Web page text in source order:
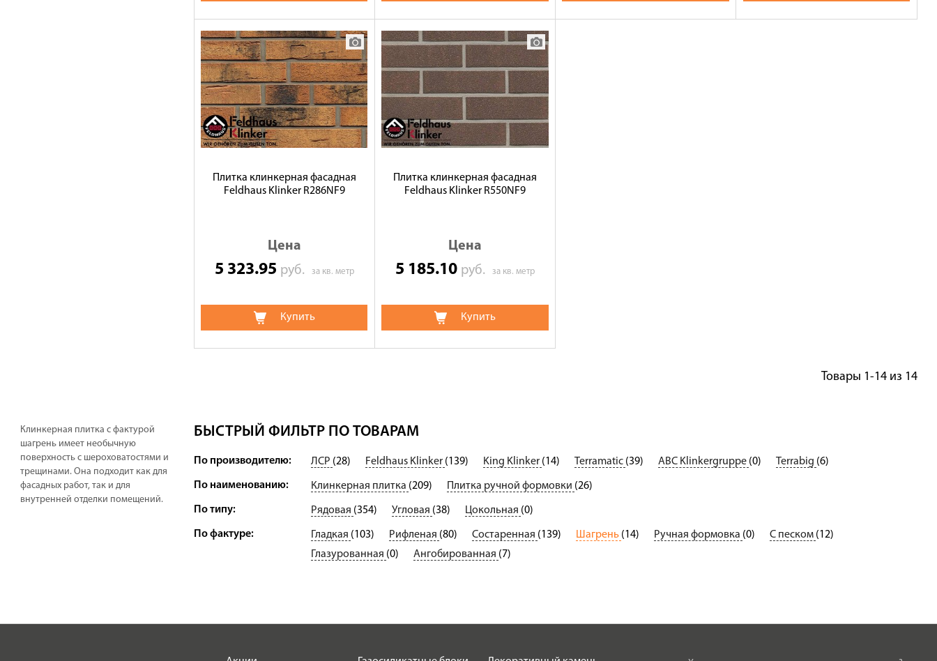
Плитка клинкерная фасадная
Feldhaus Klinker R286NF9
Цена
5 323.95 руб. за кв. метр
Купить
Плитка клинкерная фасадная
Feldhaus Klinker R550NF9
Цена
5 185.10 руб. за кв. метр
Купить
Товары 1-14из 14
Клинкерная плитка с фактурой
шагрень имеет необычную
поверхность с шероховатостями и
трещинами. Она подходит как для
фасадных работ, так и для
внутренней отделки помещений.
БЫСТРЫЙ ФИЛЬТР ПО ТОВАРАМ
По производителю: ЛСР (28) Feldhaus Klinker (139) King Klinker (14) Terramatic (39) ABC Klinkergruppe (0) Terrabig (6)
По наименованию: Клинкерная плитка (209) Плитка ручной формовки (26)
По типу: Рядовая (354) Угловая (38) Цокольная (0)
По фактуре: Гладкая (103) Рифленая (80) Состаренная (139) Шагрень (14) Ручная формовка (0) С песком (12)
Глазурованная (0) Ангобированная (7)